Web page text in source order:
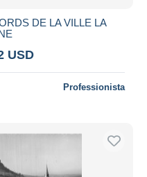
DE LA VILLE LA
USD
Professionista